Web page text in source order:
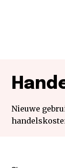
Nieuwe